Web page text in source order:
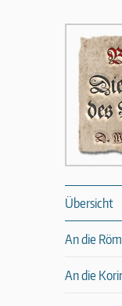
Übersicht
An die
An die